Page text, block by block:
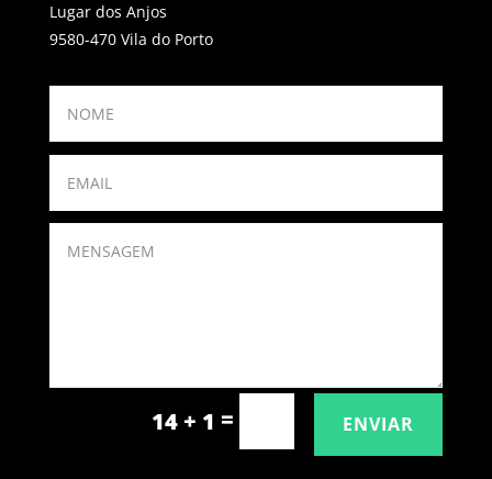
Lugar dos Anjos
9580-470 Vila do Porto
14 + 1 = ENVIAR